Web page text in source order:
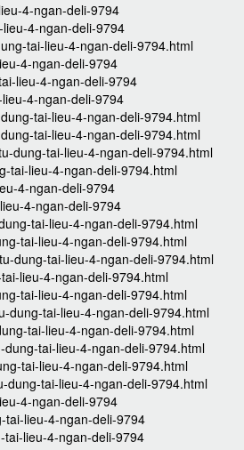
4-ngan-deli-9794
4-ngan-deli-9794
tai-lieu-4-ngan-deli-9794.html
4-ngan-deli-9794
lieu-4-ngan-deli-9794
4-ngan-deli-9794
tai-lieu-4-ngan-deli-9794.html
tai-lieu-4-ngan-deli-9794.html
dung-tai-lieu-4-ngan-deli-9794.html
tai-lieu-4-ngan-deli-9794.html
4-ngan-deli-9794
4-ngan-deli-9794
tai-lieu-4-ngan-deli-9794.html
tai-lieu-4-ngan-deli-9794.html
dung-tai-lieu-4-ngan-deli-9794.html
lieu-4-ngan-deli-9794.html
tai-lieu-4-ngan-deli-9794.html
dung-tai-lieu-4-ngan-deli-9794.html
tai-lieu-4-ngan-deli-9794.html
tai-lieu-4-ngan-deli-9794.html
tai-lieu-4-ngan-deli-9794.html
dung-tai-lieu-4-ngan-deli-9794.html
4-ngan-deli-9794
tai-lieu-4-ngan-deli-9794
tai-lieu-4-ngan-deli-9794